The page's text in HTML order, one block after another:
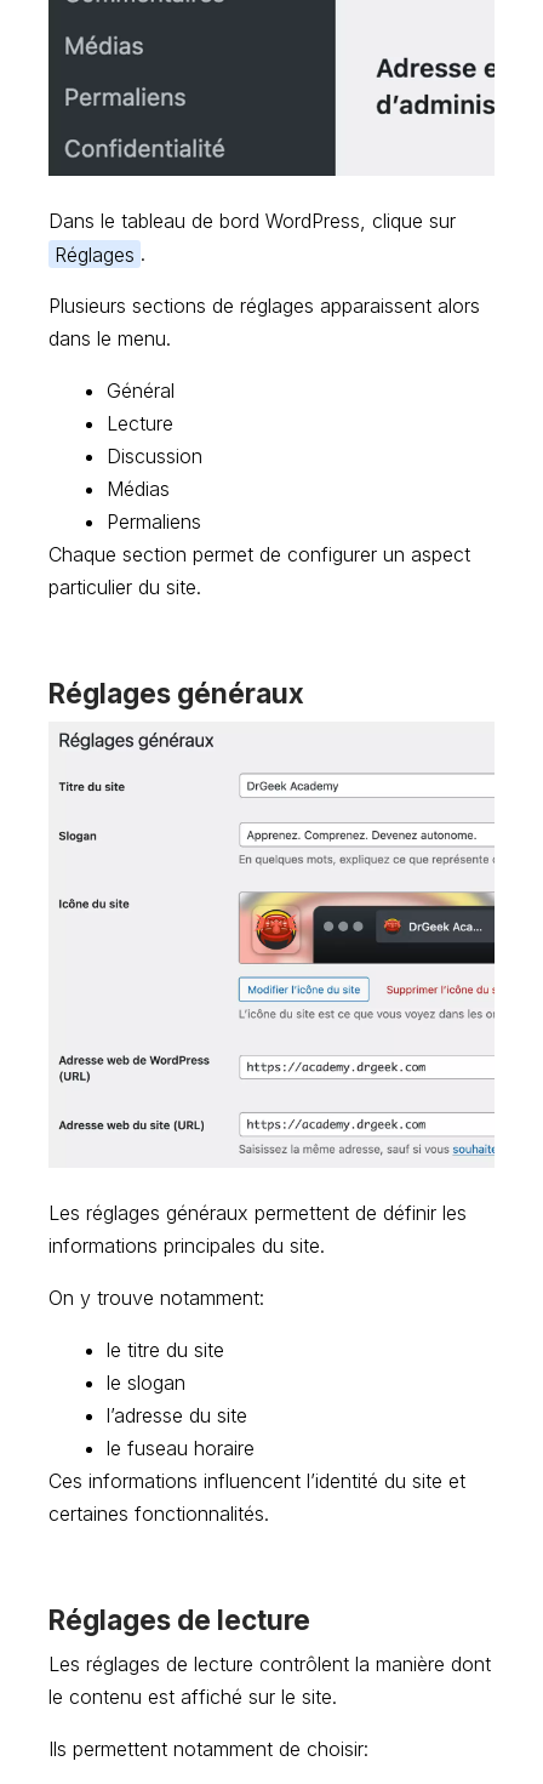
Dans le tableau de bord WordPress, clique sur
Réglages .
Plusieurs sections de réglages apparaissent alors
dans le menu.
Général
Lecture
Discussion
Médias
Permaliens
Chaque section permet de configurer un aspect
particulier du site.
Réglages généraux
Les réglages généraux permettent de définir les
informations principales du site.
On y trouve notamment:
le titre du site
le slogan
l’adresse du site
le fuseau horaire
Ces informations influencent l’identité du site et
certaines fonctionnalités.
Réglages de lecture
Les réglages de lecture contrôlent la manière dont
le contenu est affiché sur le site.
Ils permettent notamment de choisir: